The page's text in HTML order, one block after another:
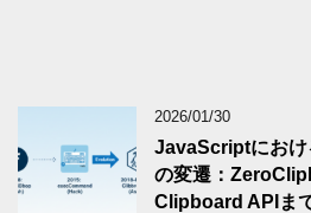
2026/01/30
JavaScriptにおけ
の変遷：
Clipboard APIま